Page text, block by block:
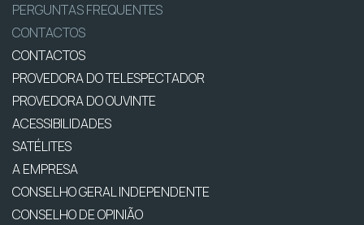
PERGUNTAS FREQUENTES
CONTACTOS
CONTACTOS
PROVEDORA DO TELESPECTADOR
PROVEDORA DO OUVINTE
ACESSIBILIDADES
SATÉLITES
A EMPRESA
CONSELHO GERAL INDEPENDENTE
CONSELHO DE OPINIÃO